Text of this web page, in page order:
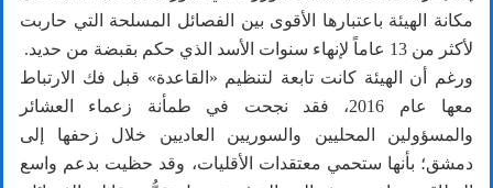
مكانة الهيئة باعتبارها الأقوى بين الفصائل المسلحة التي حاربت
لأكثر من 13 عاماً لإنهاء سنوات الأسد الذي حكم بقبضة من حديد.
ورغم أن الهيئة كانت تابعة لتنظيم «القاعدة» قبل فك الارتباط
معها عام 2016، فقد نجحت في طمأنة زعماء العشائر
والمسؤولين المحليين والسوريين العاديين خلال زحفها إلى
دمشق؛ بأنها ستحمي معتقدات الأقليات، وقد حظيت بدعم واسع